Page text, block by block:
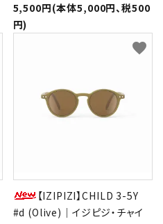
5,500円(本体5,000円、税500
円)
【IZIPIZI】CHILD 3-5Y
#d (Olive)｜イジピジ・チャイ
favorite